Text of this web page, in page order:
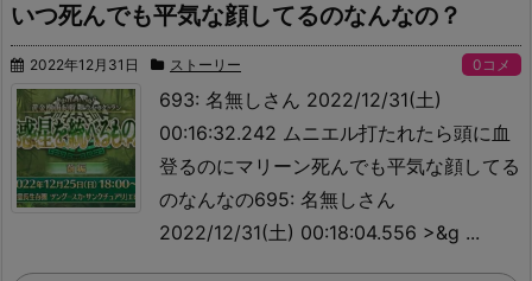
いつ死んでも平気な顔してるのなんなの？
2022年12月31日 ストーリー 0コメ
693: 名無しさん 2022/12/31(土)
00:16:32.242 ムニエル打たれたら頭に血
登るのにマリーン死んでも平気な顔してる
のなんなの695: 名無しさん
2022/12/31(土) 00:18:04.556 >&g ...